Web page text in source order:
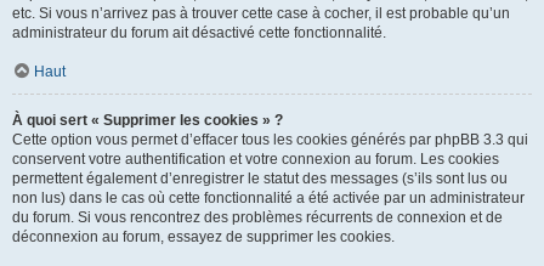
etc. Si vous n’arrivez pas à trouver cette case à cocher, il est probable qu’un
administrateur du forum ait désactivé cette fonctionnalité.
Haut
À quoi sert « Supprimer les cookies » ?
Cette option vous permet d’effacer tous les cookies générés par phpBB 3.3 qui
conservent votre authentification et votre connexion au forum. Les cookies
permettent également d’enregistrer le statut des messages (s’ils sont lus ou
non lus) dans le cas où cette fonctionnalité a été activée par un administrateur
du forum. Si vous rencontrez des problèmes récurrents de connexion et de
déconnexion au forum, essayez de supprimer les cookies.